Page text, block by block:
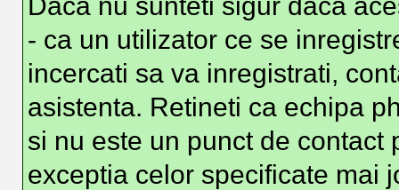
- ca un utilizator ce se
incercati sa va inregistrati,
asistenta. Retineti ca echipa
si nu este un punct de
exceptia celor specificate mai